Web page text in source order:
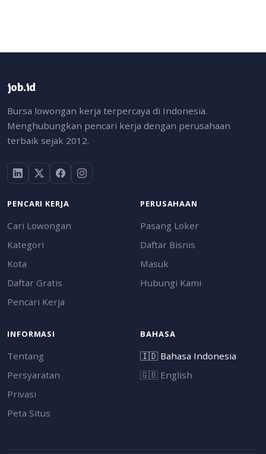
job.id
Bursa lowongan kerja terpercaya di Indonesia.
Menghubungkan pencari kerja dengan perusahaan
terbaik sejak 2012.
PENCARI KERJA
Cari Lowongan
Kategori
Kota
Daftar Gratis
Pencari Kerja
PERUSAHAAN
Pasang Loker
Daftar Bisnis
Masuk
Hubungi Kami
INFORMASI
Tentang
Persyaratan
Privasi
Peta Situs
BAHASA
🇮🇩Bahasa Indonesia
🇬🇧 English